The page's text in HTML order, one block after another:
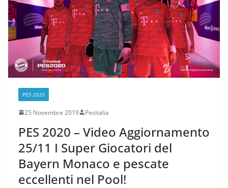
PES 2020
25 Novembre 2019 Pesitalia
PES 2020 – Video Aggiornamento
25/11 I Super Giocatori del
Bayern Monaco e pescate
eccellenti nel Pool!